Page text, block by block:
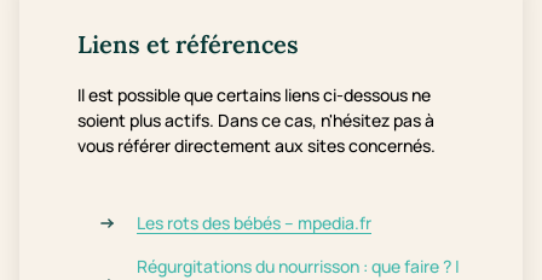
Liens et références
Il est possible que certains liens ci-dessous ne
soient plus actifs. Dans ce cas, n'hésitez pas à
vous référer directement aux sites concernés.
Les rots des bébés – mpedia.fr
Régurgitations du nourrisson : que faire ? |